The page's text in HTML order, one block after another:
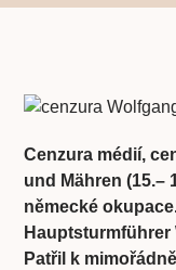
Cenzura médií,
und Mähren (15.–
německé
Hauptsturmführer
Patřil k